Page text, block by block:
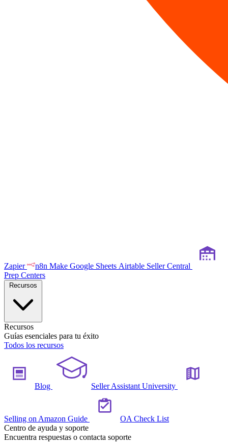
Zapier n8n Make Google Sheets Airtable Seller Central
Prep Centers
Recursos
Guías esenciales para tu éxito
Todos los recursos
Blog Seller Assistant University
Selling on Amazon Guide
OA Check List
Centro de ayuda y soporte
Encuentra respuestas o contacta soporte